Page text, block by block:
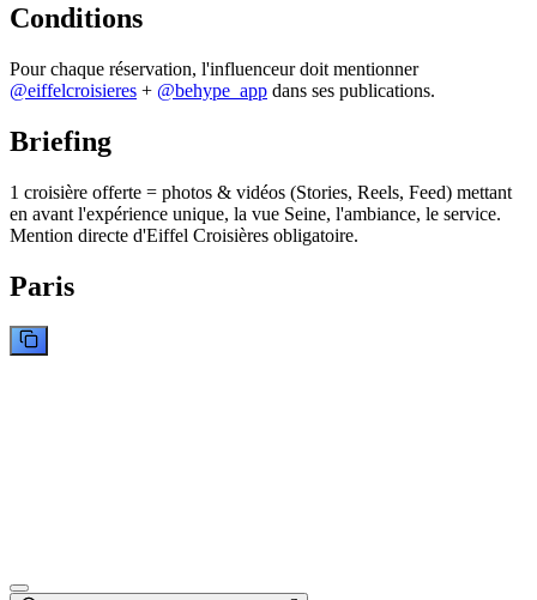
Conditions
Pour chaque réservation, l'influenceur doit mentionner
@eiffelcroisieres + @behype_app dans ses publications.
Briefing
1 croisière offerte = photos & vidéos (Stories, Reels, Feed) mettant
en avant l'expérience unique, la vue Seine, l'ambiance, le service.
Mention directe d'Eiffel Croisières obligatoire.
Paris